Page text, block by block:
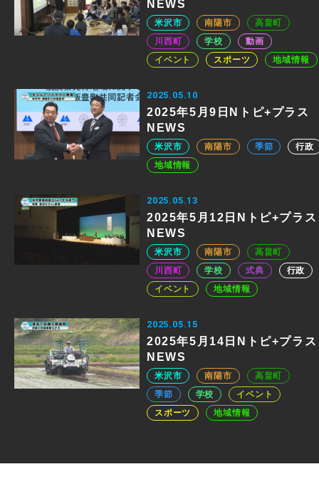
NEWS
米沢市 南陽市
高畠町
川西町
学校
動画
イベント
スポーツ 地域情報
2025.05.10
2025年5月9日Nトピ+プラス
NEWS
米沢市 南陽市 季節
行政
地域情報
2025.05.13
2025年5月12日Nトピ+プラス
NEWS
米沢市 南陽市
高畠町
川西町
学校 式典
行政
イベント
地域情報
2025.05.15
2025年5月14日Nトピ+プラス
NEWS
米沢市 南陽市
高畠町
季節
学校
イベント
スポーツ
地域情報